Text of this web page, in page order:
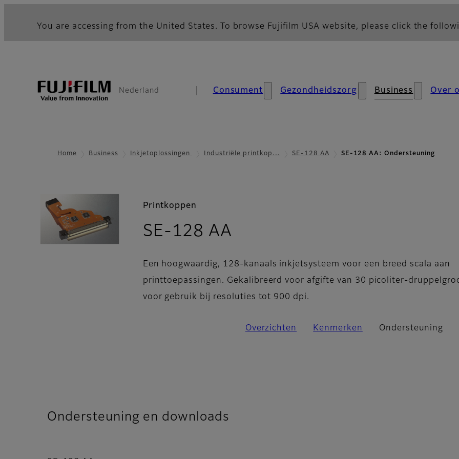
You are accessing from the United States. To browse Fujifilm USA website, please click the
Nederland Consument Gezondheidszorg Business Over
Home Business Inkjetoplossingen Industriële printkop… SE-128 AA SE-128 AA: Ondersteuning
Printkoppen
SE-128 AA
Een hoogwaardig, 128-kanaals inkjetsysteem voor een breed scala aan
printtoepassingen. Gekalibreerd voor afgifte van 30 picoliter-
voor gebruik bij resoluties tot 900 dpi.
Overzichten Kenmerken Ondersteuning
Ondersteuning en downloads